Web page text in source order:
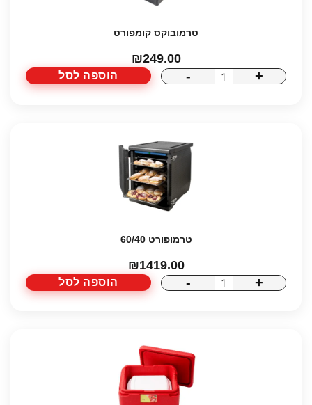
טרמובוקס קומפורט
₪249.00
+
כמות
- הוספה לסל
טרמופורט 60/40
₪1419.00
+
כמות
- הוספה לסל